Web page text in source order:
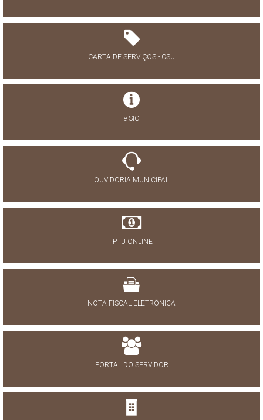
CARTA DE SERVIÇOS - CSU
e-SIC
OUVIDORIA MUNICIPAL
IPTU ONLINE
NOTA FISCAL ELETRÔNICA
PORTAL DO SERVIDOR